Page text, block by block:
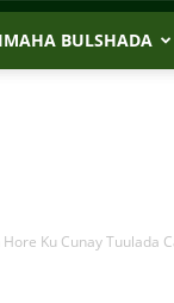
BULSHADA
Ku Cunay Tuulada